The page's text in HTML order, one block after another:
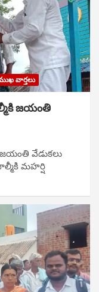
వార్తలు
జయంతి
జయంతి వేడుకలు
మహర్షి